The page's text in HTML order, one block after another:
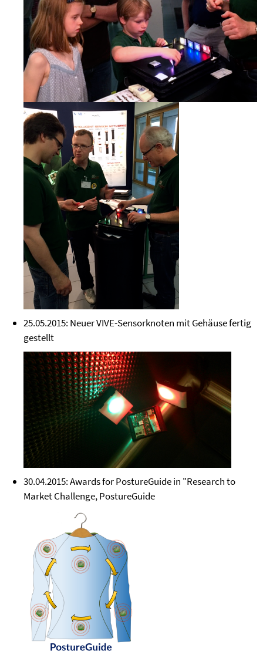
25.05.2015: Neuer VIVE-Sensorknoten mit Gehäuse fertig
gestellt
30.04.2015: Awards for PostureGuide in "Research to
Market Challenge, PostureGuide